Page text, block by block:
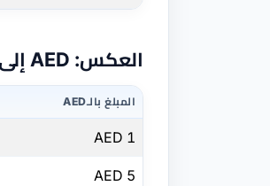
العكس: AED إلى USD
المبلغ بالـAED
1 AED
5 AED